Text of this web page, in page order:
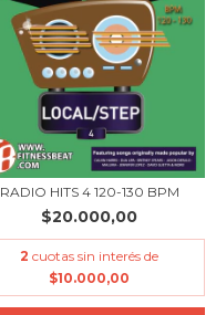
RADIO HITS 4 120-130 BPM
$20.000,00
2 cuotas sin interés de
$10.000,00